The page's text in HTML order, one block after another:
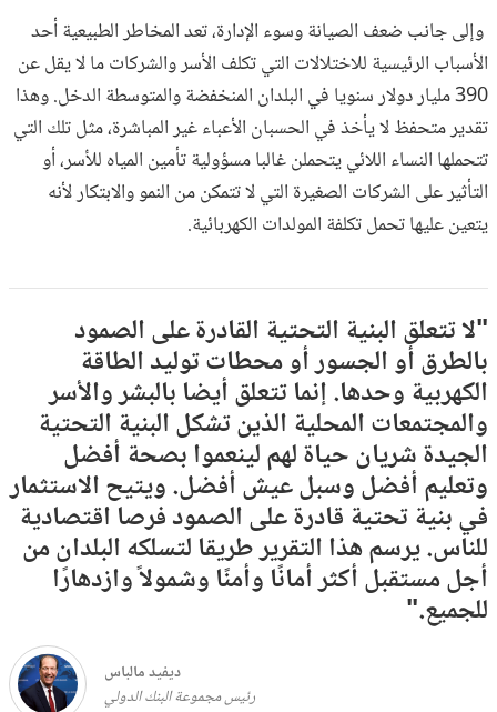
وإلى جانب ضعف الصيانة وسوء الإدارة، تعد المخاطر الطبيعية أحد
الأسباب الرئيسية للاختلالات التي تكلف الأسر والشركات ما لا يقل عن
390 مليار دولار سنويا في البلدان المنخفضة والمتوسطة الدخل. وهذا
تقدير متحفظ لا يأخذ في الحسبان الأعباء غير المباشرة، مثل تلك التي
تتحملها النساء اللائي يتحملن غالبا مسؤولية تأمين المياه للأسر، أو
التأثير على الشركات الصغيرة التي لا تتمكن من النمو والابتكار لأنه
يتعين عليها تحمل تكلفة المولدات الكهربائية.
"لا تتعلق البنية التحتية القادرة على الصمود
بالطرق أو الجسور أو محطات توليد الطاقة
الكهربية وحدها. إنما تتعلق أيضا بالبشر والأسر
والمجتمعات المحلية الذين تشكل البنية التحتية
الجيدة شريان حياة لهم لينعموا بصحة أفضل
وتعليم أفضل وسبل عيش أفضل. ويتيح الاستثمار
في بنية تحتية قادرة على الصمود فرصا اقتصادية
للناس. يرسم هذا التقرير طريقا لتسلكه البلدان من
أجل مستقبل أكثر أمانًا وأمنًا وشمولاً وازدهارًا
للجميع."
ديفيد مالباس
رئيس مجموعة البنك الدولي